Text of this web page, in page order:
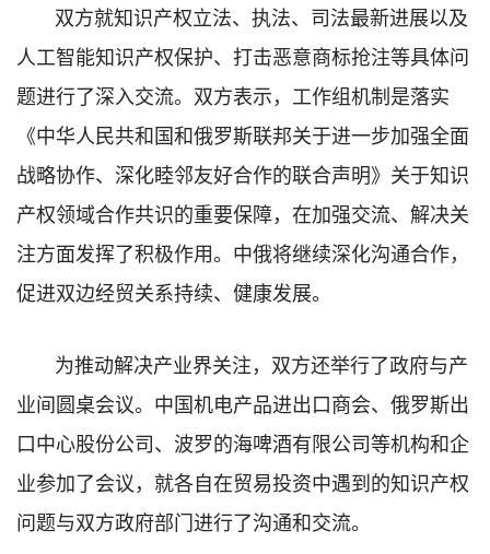
双方就知识产权立法、执法、司法最新进展以及
人工智能知识产权保护、打击恶意商标抢注等具体问
题进行了深入交流。双方表示，工作组机制是落实
《中华人民共和国和俄罗斯联邦关于进一步加强全面
战略协作、深化睦邻友好合作的联合声明》关于知识
产权领域合作共识的重要保障，在加强交流、解决关
注方面发挥了积极作用。中俄将继续深化沟通合作，
促进双边经贸关系持续、健康发展。
为推动解决产业界关注，双方还举行了政府与产
业间圆桌会议。中国机电产品进出口商会、俄罗斯出
口中心股份公司、波罗的海啤酒有限公司等机构和企
业参加了会议，就各自在贸易投资中遇到的知识产权
问题与双方政府部门进行了沟通和交流。